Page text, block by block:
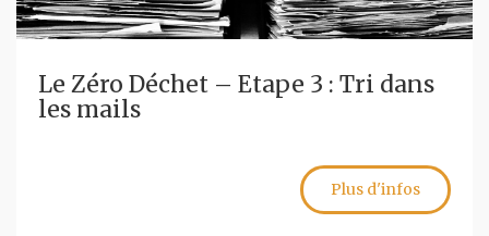
Le Zéro Déchet – Etape 3 : Tri dans
les mails
Plus d'infos